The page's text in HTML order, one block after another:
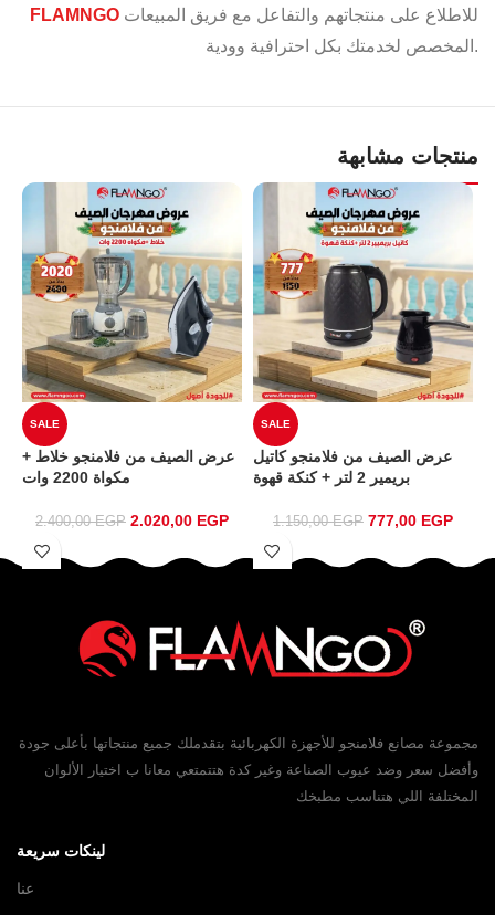
FLAMNGOللاطلاع على منتجاتهم والتفاعل مع فريق المبيعات
المخصص لخدمتك بكل احترافية وودية.
منتجات مشابهة
SALE
عرض الصيف من فلامنجو خلاط +
مكواة 2200 وات
2.400,00EGP 2.020,00 EGP
SALE
عرض الصيف من فلامنجو كاتيل
بريمير 2 لتر + كنكة قهوة
1.150,00EGP 777,00 EGP
مجموعة مصانع فلامنجو للأجهزة الكهربائية بتقدملك جميع منتجاتها بأعلى جودة
وأفضل سعر وضد عيوب الصناعة وغير كدة هتتمتعي معانا ب اختيار الألوان
المختلفة اللي هتناسب مطبخك
لينكات سريعة
عنا